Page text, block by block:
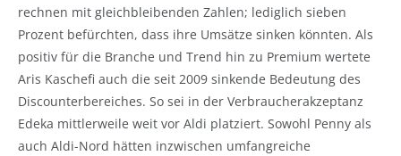
rechnen mit gleichbleibenden Zahlen; lediglich sieben
Prozent befürchten, dass ihre Umsätze sinken könnten. Als
positiv für die Branche und Trend hin zu Premium wertete
Aris Kaschefi auch die seit 2009 sinkende Bedeutung des
Discounterbereiches. So sei in der Verbraucherakzeptanz
Edeka mittlerweile weit vor Aldi platziert. Sowohl Penny als
auch Aldi-Nord hätten inzwischen umfangreiche